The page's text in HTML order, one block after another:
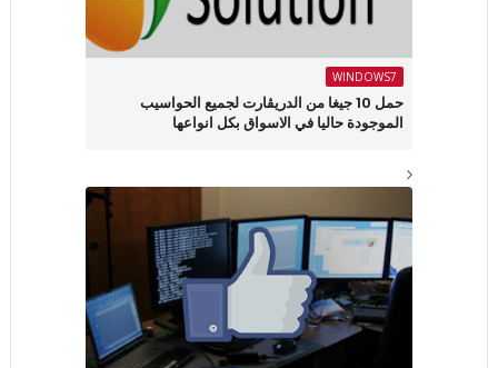
WINDOWS7
حمل 10 جيغا من الدريڤارت لجميع الحواسيب
الموجودة حاليا في الاسواق بكل انواعها